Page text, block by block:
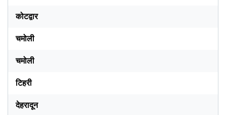
कोटद्वार
चमोली
चमोली
टिहरी
देहरादून